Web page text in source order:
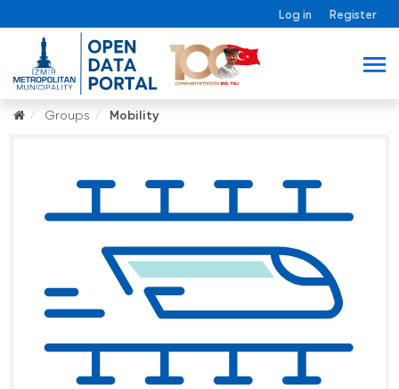
Log in Register
Groups Mobility